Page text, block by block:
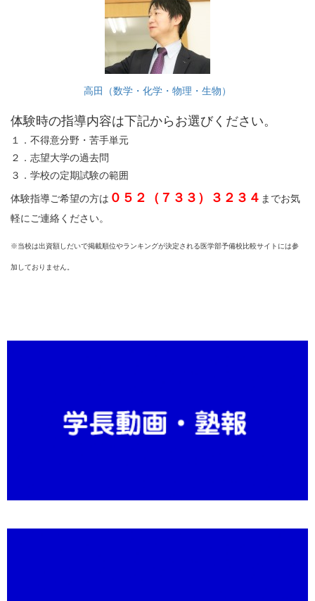
高田（数学・化学・物理・生物）
体験時の指導内容は下記からお選びください。
１．不得意分野・苦手単元
２．志望大学の過去問
３．学校の定期試験の範囲
体験指導ご希望の方は ０５２（７３３）３２３４ までお気
軽にご連絡ください。
※当校は出資額しだいで掲載順位やランキングが決定される医学部予備校比較サイトには参
加しておりません。